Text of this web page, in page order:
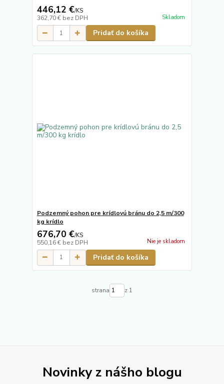
446,12 €/KS
362,70 € bez DPH Skladom
Pridať do košíka
Podzemný pohon pre krídlovú bránu do 2,5 m/300
kg krídlo
676,70 €/KS
550,16 € bez DPH Nie je skladom
Pridať do košíka
strana z 1
Novinky z nášho blogu